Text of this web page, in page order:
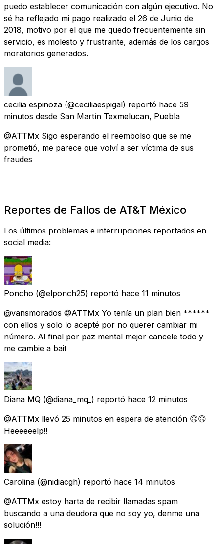
puedo establecer comunicación con algún ejecutivo. No
sé ha reflejado mi pago realizado el 26 de Junio de
2018, motivo por el que me quedo frecuentemente sin
servicio, es molesto y frustrante, además de los cargos
moratorios generados.
cecilia espinoza (@ceciliaespigal) reportó hace 59
minutos desde San Martín Texmelucan, Puebla
@ATTMx Sigo esperando el reembolso que se me
prometió, me parece que volví a ser víctima de sus
fraudes
Reportes de Fallos de AT&T México
Los últimos problemas e interrupciones reportados en
social media:
Poncho (@elponch25) reportó hace 11 minutos
@vansmorados @ATTMx Yo tenía un plan bien ******
con ellos y solo lo acepté por no querer cambiar mi
número. Al final por paz mental mejor cancele todo y
me cambie a bait
Diana MQ (@diana_mq_) reportó hace 12 minutos
@ATTMx llevó 25 minutos en espera de atención 🙃🙃
Heeeeeelp!!
Carolina (@nidiacgh) reportó hace 14 minutos
@ATTMx estoy harta de recibir llamadas spam
buscando a una deudora que no soy yo, denme una
solución!!!